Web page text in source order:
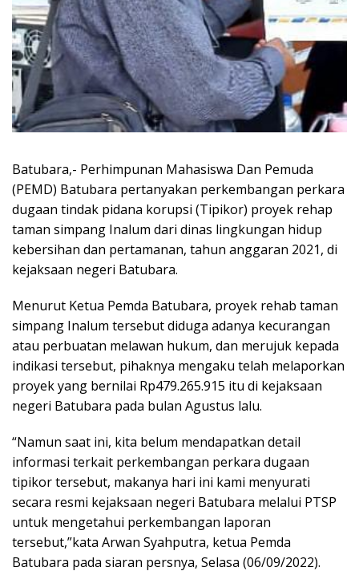
Batubara,- Perhimpunan Mahasiswa Dan Pemuda
(PEMD) Batubara pertanyakan perkembangan perkara
dugaan tindak pidana korupsi (Tipikor) proyek rehap
taman simpang Inalum dari dinas lingkungan hidup
kebersihan dan pertamanan, tahun anggaran 2021, di
kejaksaan negeri Batubara.
Menurut Ketua Pemda Batubara, proyek rehab taman
simpang Inalum tersebut diduga adanya kecurangan
atau perbuatan melawan hukum, dan merujuk kepada
indikasi tersebut, pihaknya mengaku telah melaporkan
proyek yang bernilai Rp479.265.915 itu di kejaksaan
negeri Batubara pada bulan Agustus lalu.
“Namun saat ini, kita belum mendapatkan detail
informasi terkait perkembangan perkara dugaan
tipikor tersebut, makanya hari ini kami menyurati
secara resmi kejaksaan negeri Batubara melalui PTSP
untuk mengetahui perkembangan laporan
tersebut,”kata Arwan Syahputra, ketua Pemda
Batubara pada siaran persnya, Selasa (06/09/2022).